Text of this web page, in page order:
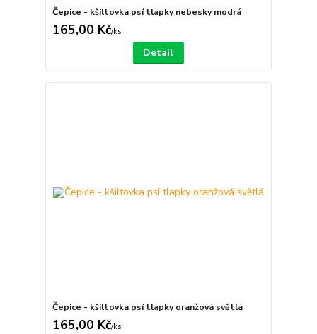
Čepice - kšiltovka psí tlapky nebesky modrá
165,00 Kč/ks
Detail
Čepice - kšiltovka psí tlapky oranžová světlá
165,00 Kč/ks